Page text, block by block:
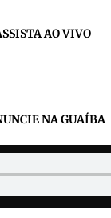
AO VIVO
NA GUAÍBA